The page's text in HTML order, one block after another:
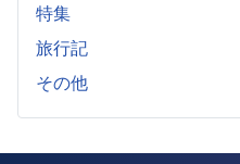
特集
旅行記
その他